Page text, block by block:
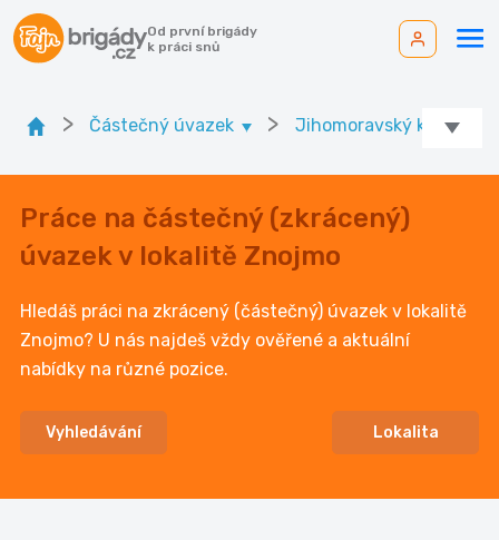
Od první brigády
k práci snů
> Částečný úvazek > Jihomoravský kr.
Práce na částečný (zkrácený)
úvazek v lokalitě Znojmo
Hledáš práci na zkrácený (částečný) úvazek v lokalitě
Znojmo? U nás najdeš vždy ověřené a aktuální
nabídky na různé pozice.
Vyhledávání Lokalita